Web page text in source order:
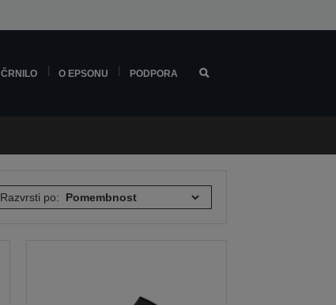
ČRNILO O EPSONU PODPORA
Razvrsti po: